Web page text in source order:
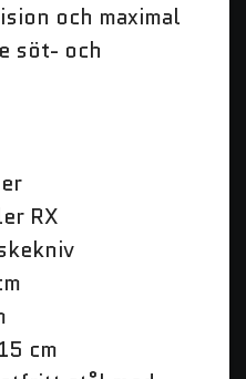
och maximal
söt- och
RX
cm